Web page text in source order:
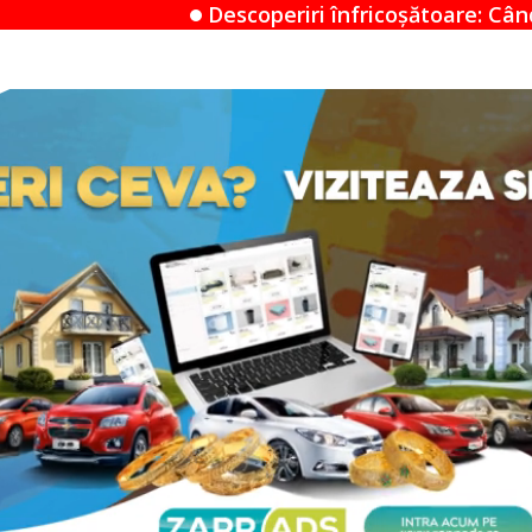
înfricoșătoare: Când un Airbnb devine